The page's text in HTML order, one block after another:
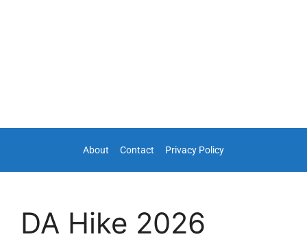
About Contact Privacy Policy
DA Hike 2026